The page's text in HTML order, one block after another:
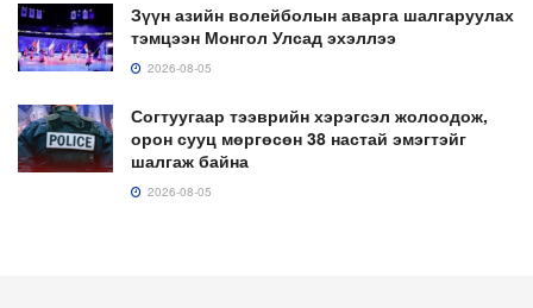
Зүүн азийн волейболын аварга шалгаруулах
тэмцээн Монгол Улсад эхэллээ
2026-08-05
Согтуугаар тээврийн хэрэгсэл жолоодож,
орон сууц мөргөсөн 38 настай эмэгтэйг
шалгаж байна
2026-08-05